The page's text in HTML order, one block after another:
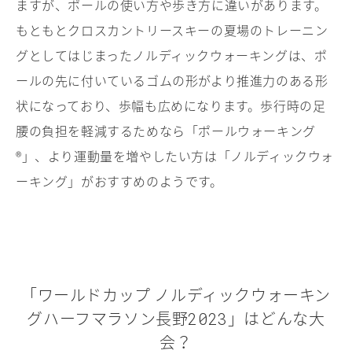
ますが、ポールの使い方や歩き方に違いがあります。
もともとクロスカントリースキーの夏場のトレーニン
グとしてはじまったノルディックウォーキングは、ポ
ールの先に付いているゴムの形がより推進力のある形
状になっており、歩幅も広めになります。歩行時の足
腰の負担を軽減するためなら「ポールウォーキング
®」、より運動量を増やしたい方は「ノルディックウォ
ーキング」がおすすめのようです。
「ワールドカップ ノルディックウォーキン
グハーフマラソン長野2023 」はどんな大
会？